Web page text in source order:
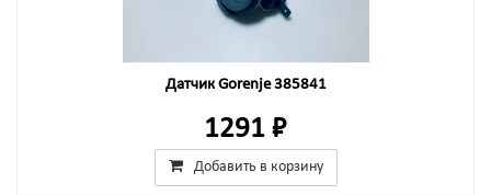
Датчик Gorenje 385841
1291 ₽
Добавить в корзину